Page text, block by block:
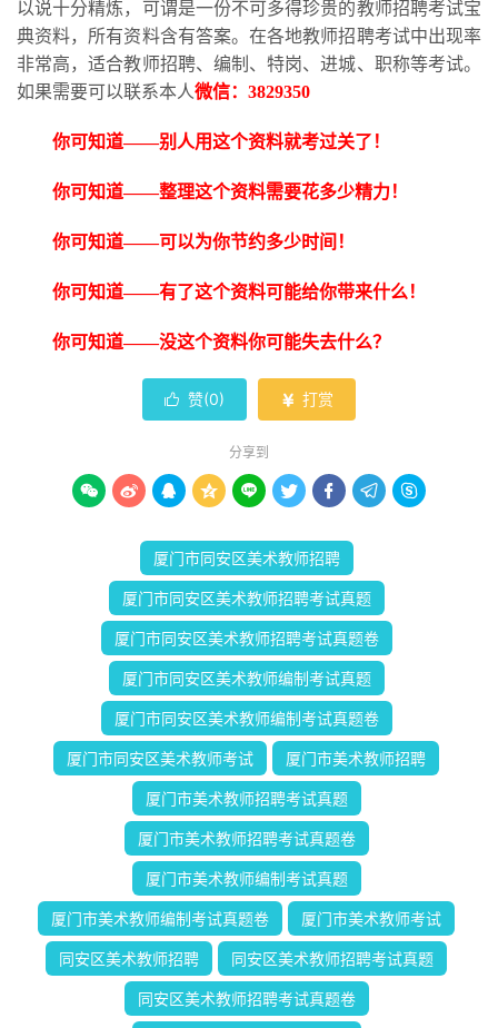
以说十分精炼，可谓是一份不可多得珍贵的教师招聘考试宝
典资料，所有资料含有答案。在各地教师招聘考试中出现率
非常高，适合教师招聘、编制、特岗、进城、职称等考试。
如果需要可以联系本人微信： 3829350
你可知道——别人用这个资料就考过关了！
你可知道——整理这个资料需要花多少精力！
你可知道——可以为你节约多少时间！
你可知道——有了这个资料可能给你带来什么！
你可知道——没这个资料你可能失去什么？
 赞(0)  打赏
分享到
        
厦门市同安区美术教师招聘
厦门市同安区美术教师招聘考试真题
厦门市同安区美术教师招聘考试真题卷
厦门市同安区美术教师编制考试真题
厦门市同安区美术教师编制考试真题卷
厦门市同安区美术教师考试 厦门市美术教师招聘
厦门市美术教师招聘考试真题
厦门市美术教师招聘考试真题卷
厦门市美术教师编制考试真题
厦门市美术教师编制考试真题卷 厦门市美术教师考试
同安区美术教师招聘 同安区美术教师招聘考试真题
同安区美术教师招聘考试真题卷